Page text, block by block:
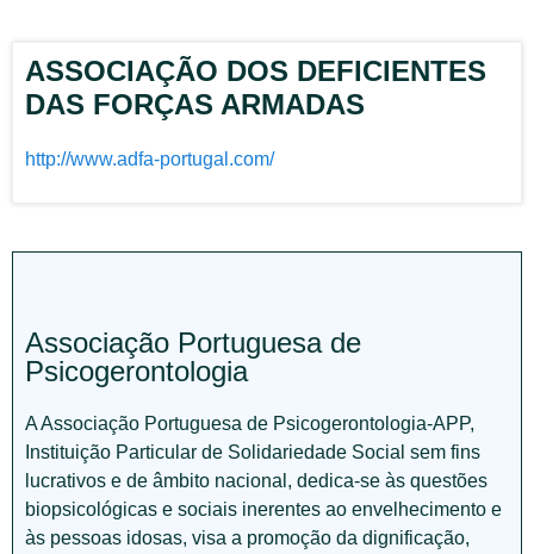
ASSOCIAÇÃO DOS DEFICIENTES
DAS FORÇAS ARMADAS
http://www.adfa-portugal.com/
Associação Portuguesa de
Psicogerontologia
A Associação Portuguesa de Psicogerontologia-APP,
Instituição Particular de Solidariedade Social sem fins
lucrativos e de âmbito nacional, dedica-se às questões
biopsicológicas e sociais inerentes ao envelhecimento e
às pessoas idosas, visa a promoção da dignificação,